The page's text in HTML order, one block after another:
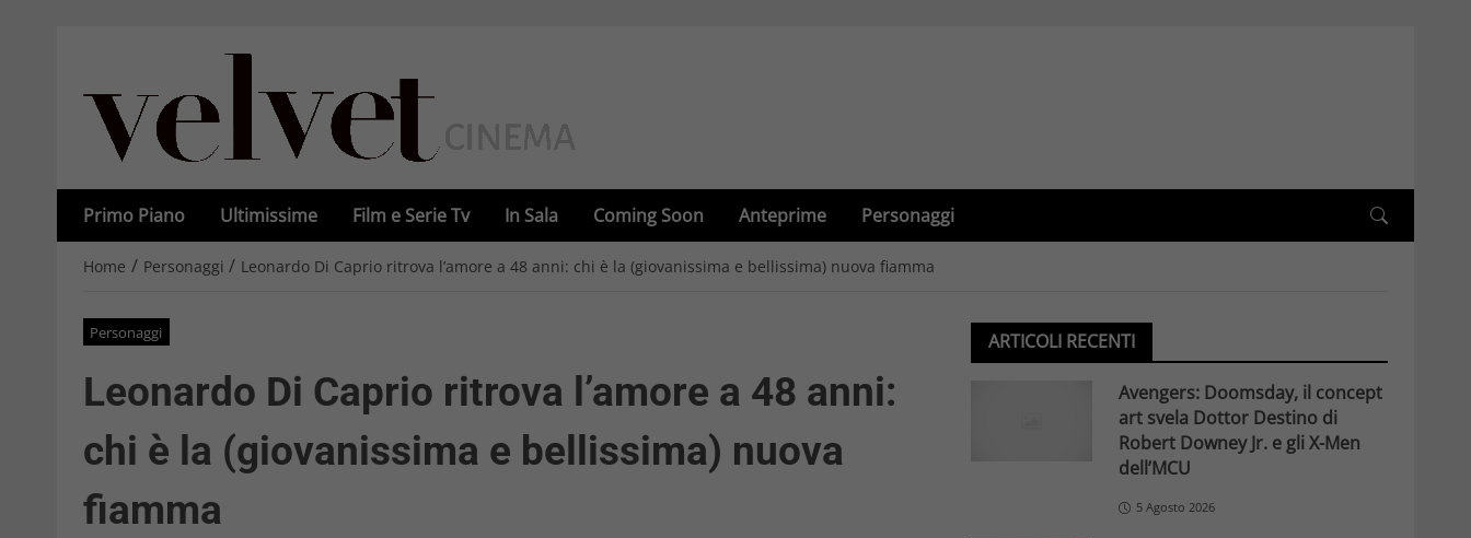
Primo Piano Ultimissime Film e Serie Tv In Sala Coming Soon Anteprime Personaggi
Home / Personaggi / Leonardo Di Caprio ritrova l’amore a 48 anni: chi è la (giovanissima e bellissima) nuova fiamma
Personaggi
Leonardo Di Caprio ritrova l’amore a 48 anni:
chi è la (giovanissima e bellissima) nuova
fiamma
ARTICOLI RECENTI
Avengers: Doomsday, il concept
art svela Dottor Destino di
Robert Downey Jr. e gli X-Men
dell’MCU
5 Agosto 2026